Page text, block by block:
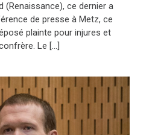
(Renaissance), ce dernier a
de presse à Metz, ce
plainte pour injures et
Le […]